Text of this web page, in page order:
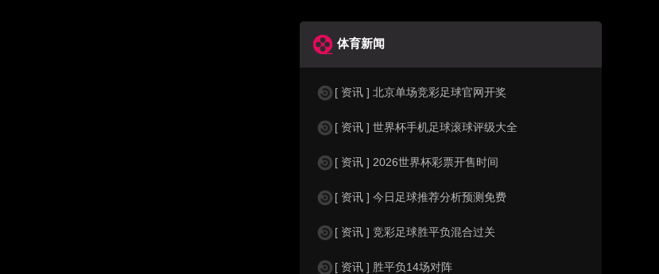
体育新闻
[ 资讯 ] 北京单场竞彩足球官网开奖
[ 资讯 ] 世界杯手机足球滚球评级大全
[ 资讯 ] 2026世界杯彩票开售时间
[ 资讯 ] 今日足球推荐分析预测免费
[ 资讯 ] 竞彩足球胜平负混合过关
[ 资讯 ] 胜平负14场对阵